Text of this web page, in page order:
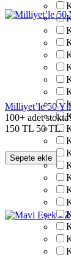
Milliyet’le 50
100+ adet stokta!
150 TL 50 TL
Sepete ekle